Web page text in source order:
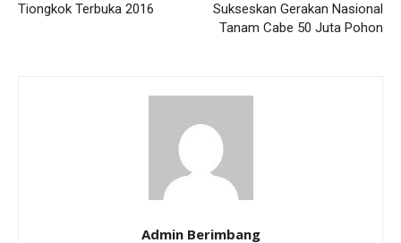
Tiongkok Terbuka 2016
Sukseskan Gerakan Nasional
Tanam Cabe 50 Juta Pohon
Admin Berimbang